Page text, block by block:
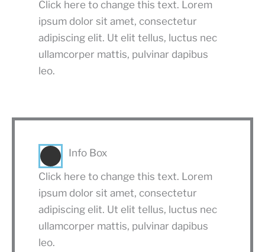
Click here to change this text. Lorem
ipsum dolor sit amet, consectetur
adipiscing elit. Ut elit tellus, luctus nec
ullamcorper mattis, pulvinar dapibus
leo.
Info Box
Click here to change this text. Lorem
ipsum dolor sit amet, consectetur
adipiscing elit. Ut elit tellus, luctus nec
ullamcorper mattis, pulvinar dapibus
leo.